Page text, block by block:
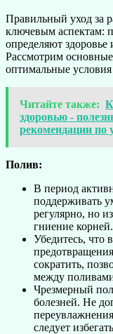
Правильный уход за
ключевым аспектам:
определяют
Рассмотрим
оптимальные условия
Читайте также:
здоровью -
рекомендации по
Полив:
В период
поддерживать
регулярно, но
гниение корней.
Убедитесь, что
сократить,
между
Чрезмерный
болезней. Не
следует